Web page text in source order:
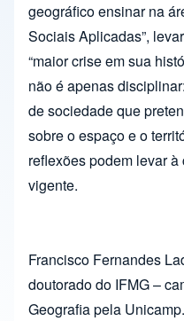
geográfico ensinar na
Sociais Aplicadas”,
“maior crise em sua
não é apenas
de sociedade que
sobre o espaço e o
reflexões podem levar
vigente.
Francisco Fernandes
doutorado do IFMG –
Geografia pela